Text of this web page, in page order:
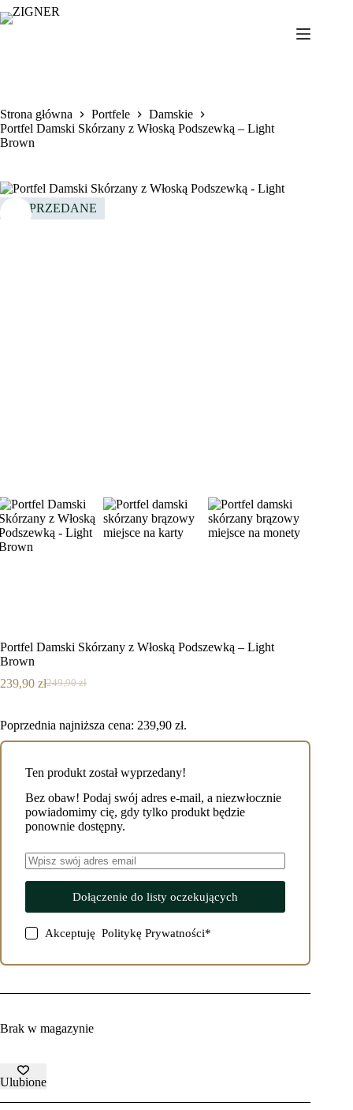
Przejdź
do
Strona główna Portfele
Damskie
Portfel Damski Skórzany z Włoską Podszewką – Light
Brown
WYPRZEDANE
Portfel Damski Skórzany z Włoską Podszewką – Light
Brown
249,90zł
Pierwotna
249,90 zł.
239,90 złAktualna
239,90 zł.
Poprzednia najniższa cena: 239,90 zł.
Ten produkt został wyprzedany!
Bez obaw! Podaj swój adres e-mail, a niezwłocznie
powiadomimy cię, gdy tylko produkt będzie
ponownie dostępny.
Dołączenie do listy oczekujących
AkceptujęPolitykę Prywatności*
Brak w magazynie
Ulubione